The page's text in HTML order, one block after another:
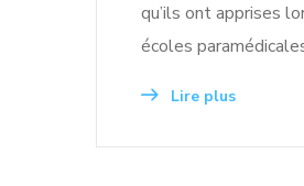
qu’ils ont apprises
écoles
Lire plus